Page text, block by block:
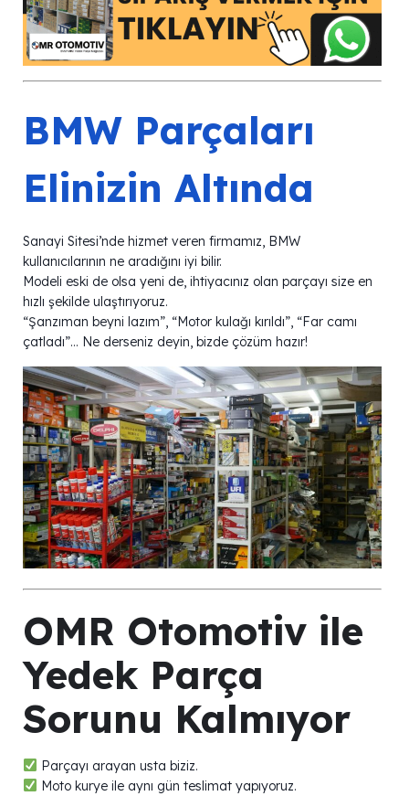
BMW Parçaları
Elinizin Altında
Sanayi Sitesi’nde hizmet veren firmamız, BMW
kullanıcılarının ne aradığını iyi bilir.
Modeli eski de olsa yeni de, ihtiyacınız olan parçayı size en
hızlı şekilde ulaştırıyoruz.
“Şanzıman beyni lazım”, “Motor kulağı kırıldı”, “Far camı
çatladı”… Ne derseniz deyin, bizde çözüm hazır!
OMR Otomotiv ile
Yedek Parça
Sorunu Kalmıyor
Parçayı arayan usta biziz.
Moto kurye ile aynı gün teslimat yapıyoruz.